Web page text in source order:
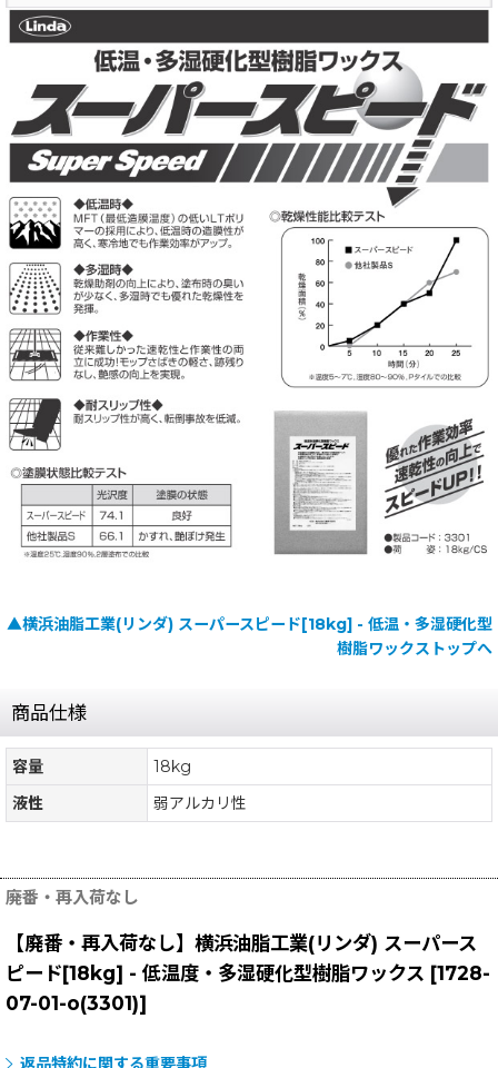
▲横浜油脂工業(リンダ) スーパースピード[18kg] - 低温・多湿硬化型
樹脂ワックストップへ
商品仕様
容量
18kg
液性
弱アルカリ性
廃番・再入荷なし
【廃番・再入荷なし】横浜油脂工業(リンダ) スーパース
ピード[18kg] - 低温度・多湿硬化型樹脂ワックス [1728-
07-01-o(3301)]